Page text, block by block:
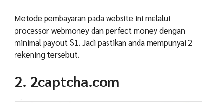
Metode pembayaran pada website ini melalui
processor webmoney dan perfect money dengan
minimal payout $1. Jadi pastikan anda mempunyai 2
rekening tersebut.
2. 2captcha.com